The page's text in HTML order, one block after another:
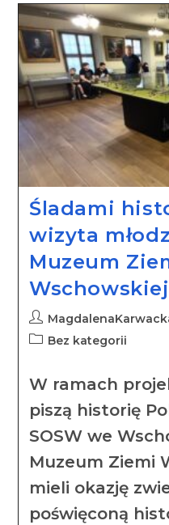
Śladami
wizyta
Muzeum
Wschowskiej
Bez kategorii
W ramach
piszą historię
SOSW we
Muzeum Ziemi
mieli okazję
poświęconą